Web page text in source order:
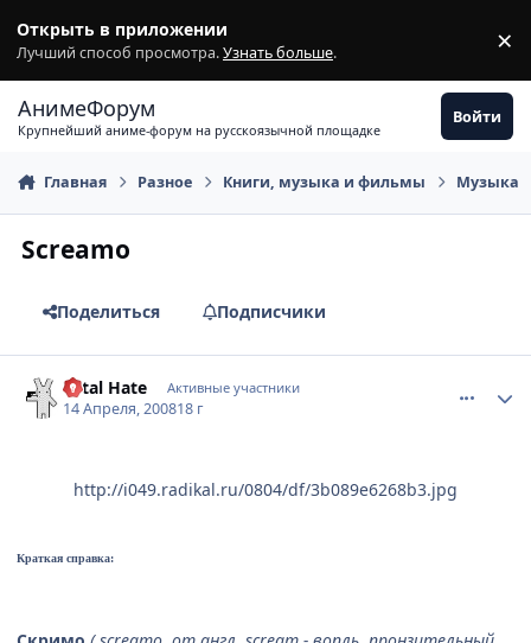
Открыть в приложении
Лучший способ просмотра.Узнать больше. ×
АнимеФорум
Крупнейший аниме-форум на русскоязычной площадке
Войти
Главная Разное Книги, музыка и фильмы Музыка
Screamo
Поделиться Подписчики
Total Hate Активные участники
14 Апреля, 200818 г
http://i049.radikal.ru/0804/df/3b089e6268b3.jpg
Краткая справка: